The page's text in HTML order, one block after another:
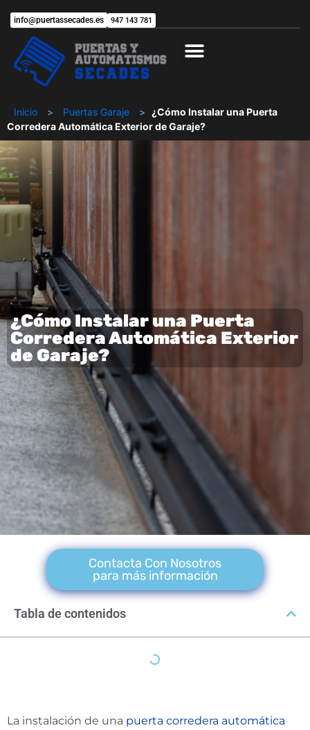
info@puertassecades.es 947 143 781
Inicio > Puertas Garaje >
¿Cómo Instalar una Puerta
Corredera Automática Exterior de Garaje?
¿Cómo Instalar una Puerta
Corredera Automática Exterior
de Garaje?
Contacta Con Nosotros
para más información
Tabla de contenidos
La instalación de una puerta corredera automática